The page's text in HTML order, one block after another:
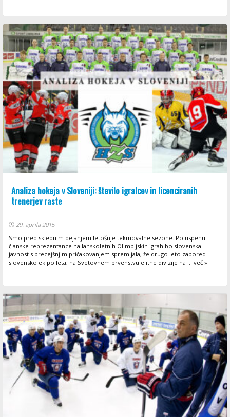
Analiza hokeja v Sloveniji: število igralcev in licenciranih
trenerjev raste
29. aprila 2015
Smo pred sklepnim dejanjem letošnje tekmovalne sezone. Po uspehu
članske reprezentance na lanskoletnih Olimpijskih igrah bo slovenska
javnost s precejšnjim pričakovanjem spremljala, že drugo leto zapored
slovensko ekipo leta, na Svetovnem prvenstvu elitne divizije na ... več »